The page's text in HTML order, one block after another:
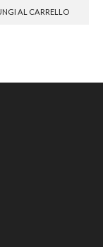
AL CARRELLO